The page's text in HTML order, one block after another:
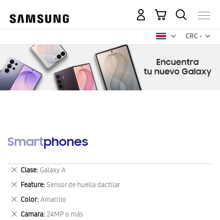
CRC -
colón
Mi carrito
Smartphones
Clase Galaxy A
Eliminar
este
artículo
Feature Sensor de huella dactilar
Eliminar
este
artículo
Color Amarillo
Eliminar
este
Camara 24MP o más
Eliminar